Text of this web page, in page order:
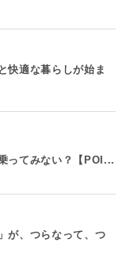
快適な暮らしが始ま
ってみない？【POI...
が、つらなって、つ